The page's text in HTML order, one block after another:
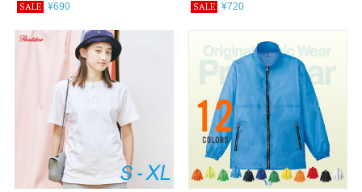
SALE ¥690
5.6oz ヘビーウェイトTシャツ
SALE ¥720